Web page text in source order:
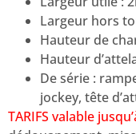
Largeur hors
Hauteur de
Hauteur
De série :
jockey, tête
TARIFS valable